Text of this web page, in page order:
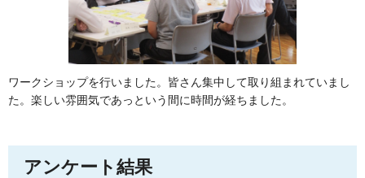
ワークショップを行いました。皆さん集中して取り組まれていまし
た。楽しい雰囲気であっという間に時間が経ちました。
アンケート結果